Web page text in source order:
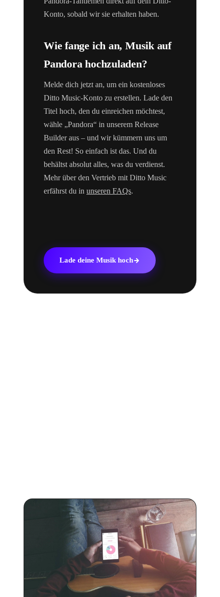
Konto, sobald wir sie erhalten haben.
Wie fange ich an, Musik auf
Pandora hochzuladen?
Melde dich jetzt an, um ein kostenloses
Ditto Music-Konto zu erstellen. Lade den
Titel hoch, den du einreichen möchtest,
wähle „Pandora“ in unserem Release
Builder aus – und wir kümmern uns um
den Rest! So einfach ist das. Und du
behältst absolut alles, was du verdienst.
Mehr über den Vertrieb mit Ditto Music
erfährst du in unseren FAQs.
Lade deine Musik hoch